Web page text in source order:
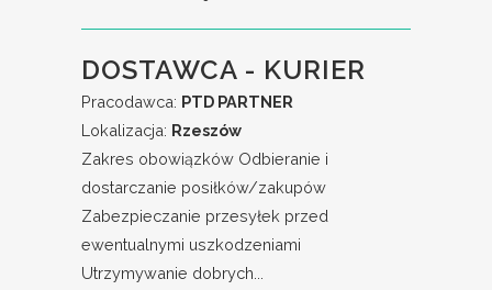
DOSTAWCA - KURIER
Pracodawca: PTD PARTNER
Lokalizacja: Rzeszów
Zakres obowiązków Odbieranie i
dostarczanie posiłków/zakupów
Zabezpieczanie przesyłek przed
ewentualnymi uszkodzeniami
Utrzymywanie dobrych...